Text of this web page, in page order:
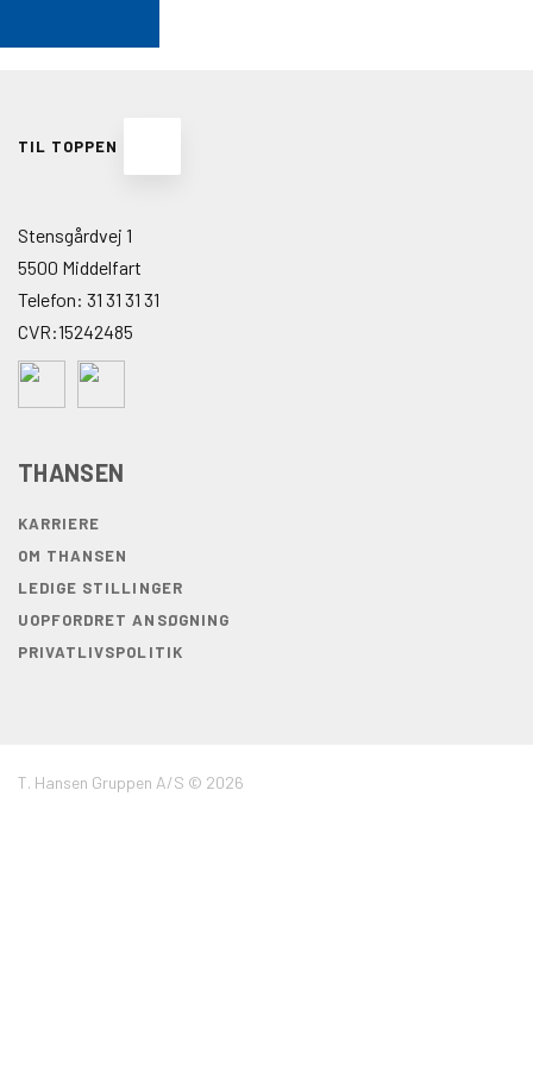
TIL TOPPEN
Stensgårdvej 1
5500 Middelfart
Telefon: 31 31 31 31
CVR:15242485
THANSEN
KARRIERE
OM THANSEN
LEDIGE STILLINGER
UOPFORDRET ANSØGNING
PRIVATLIVSPOLITIK
T. Hansen Gruppen A/S © 2026